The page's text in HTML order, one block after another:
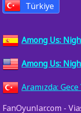
Türkiye
Among Us:
Among Us:
Aramızda: Gece
FanOyunlar.com -